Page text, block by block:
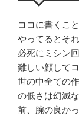
ココに書くこ
やってるとそ
必死にミシン
難しい顔して
世の中全ての
の低さは幻滅
前、腕の良か